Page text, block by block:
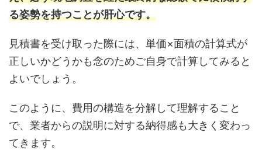
る姿勢を持つことが肝心です。
見積書を受け取った際には、単価×面積の計算式が
正しいかどうかも念のためご自身で計算してみると
よいでしょう。
このように、費用の構造を分解して理解すること
で、業者からの説明に対する納得感も大きく変わっ
てきます。